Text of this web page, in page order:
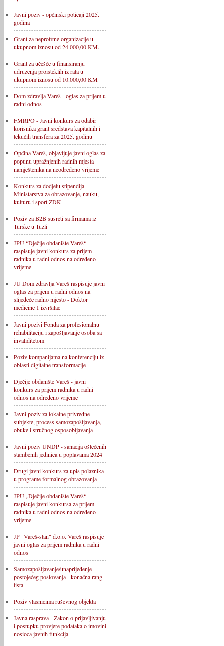
Javni poziv - općinski poticaji 2025.
godina
Grant za neprofitne organizacije u
ukupnom iznosu od 24.000,00 KM.
Grant za učešće u finansiranju
udruženja proisteklih iz rata u
ukupnom iznosu od 10.000,00 KM
Dom zdravlja Vareš - oglas za prijem u
radni odnos
FMRPO - Javni konkurs za odabir
korisnika grant sredstava kapitalnih i
tekućih transfera za 2025. godinu
Općina Vareš, objavljuje javni oglas za
popunu upražnjenih radnih mjesta
namještenika na neodređeno vrijeme
Konkurs za dodjelu stipendija
Ministarstva za obrazovanje, nauku,
kulturu i sport ZDK
Poziv za B2B susreti sa firmama iz
Turske u Tuzli
JPU “Dječije obdanište Vareš“
raspisuje javni konkurs za prijem
radnika u radni odnos na određeno
vrijeme
JU Dom zdravlja Vareš raspisuje javni
oglas za prijem u radni odnos na
slijedeće radno mjesto - Doktor
medicine 1 izvršilac
Javni pozivi Fonda za profesionalnu
rehabilitaciju i zapošljavanje osoba sa
invaliditetom
Poziv kompanijama na konferenciju iz
oblasti digitalne transformacije
Dječije obdanište Vareš - javni
konkurs za prijem radnika u radni
odnos na određeno vrijeme
Javni poziv za lokalne privredne
subjekte, process samozapošljavanja,
obuke i stručnog osposobljavanja
Javni poziv UNDP - sanacija oštećenih
stambenih jedinica u poplavama 2024
Drugi javni konkurs za upis polaznika
u programe formalnog obrazovanja
JPU „Dječije obdanište Vareš“
raspisuje javni konkursa za prijem
radnika u radni odnos na određeno
vrijeme
JP "Vareš-stan" d.o.o. Vareš raspisuje
javni oglas za prijem radnika u radni
odnos
Samozapošljavanje/unaprijeđenje
postojećeg poslovanja - konačna rang
lista
Poziv vlasnicima ruševnog objekta
Javna rasprava - Zakon o prijavljivanju
i postupku provjere podataka o imovini
nosioca javnih funkcija